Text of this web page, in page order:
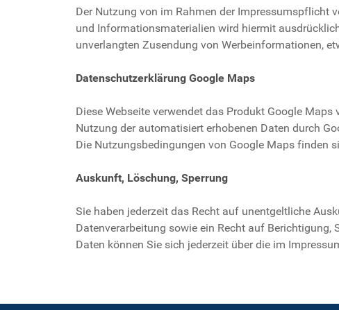
Der Nutzung von im Rahmen der Impressumspflicht
und Informationsmaterialien wird hiermit
unverlangten Zusendung von Werbeinformationen,
Datenschutzerklärung Google Maps
Diese Webseite verwendet das Produkt Google
Nutzung der automatisiert erhobenen Daten durch
Die Nutzungsbedingungen von Google Maps finden
Auskunft, Löschung, Sperrung
Sie haben jederzeit das Recht auf unentgeltliche
Datenverarbeitung sowie ein Recht auf Berichtigung,
Daten können Sie sich jederzeit über die im